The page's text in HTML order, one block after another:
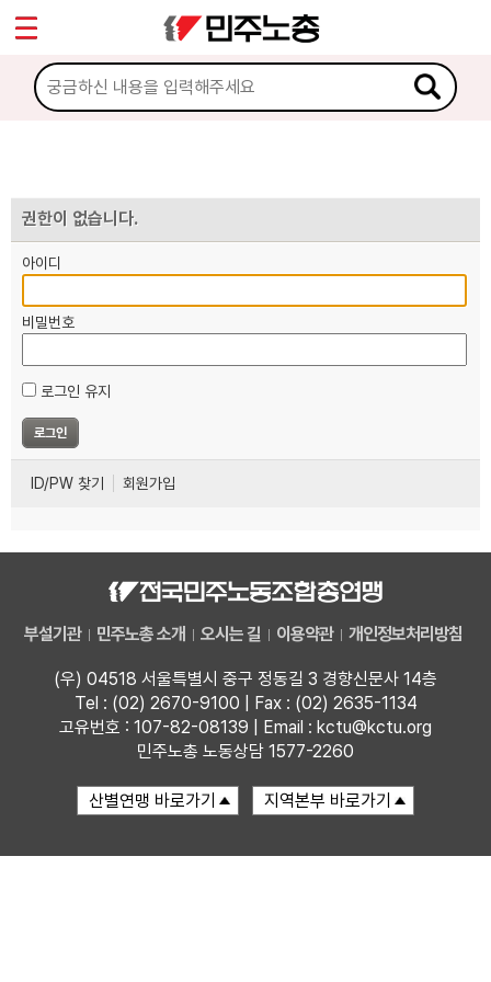
권한이 없습니다.
아이디
비밀번호
로그인 유지
ID/PW 찾기 회원가입
부설기관 민주노총 소개 오시는 길 이용약관 개인정보처리방침
(우) 04518 서울특별시 중구 정동길 3 경향신문사 14층
Tel : (02) 2670-9100 | Fax : (02) 2635-1134
고유번호 : 107-82-08139 | Email : kctu@kctu.org
민주노총 노동상담 1577-2260
마이페이지
소개
노동상담
자료
부설기관
업무